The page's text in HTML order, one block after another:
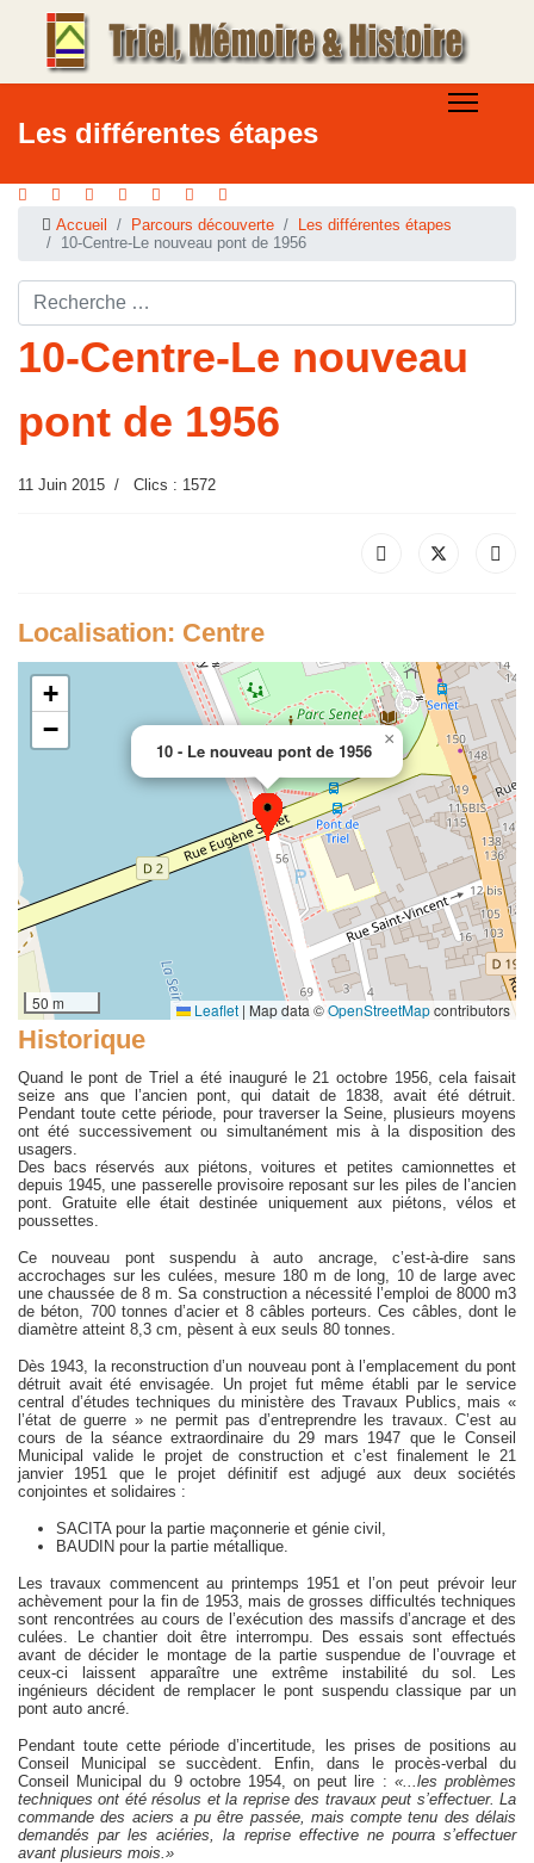
Les différentes étapes
Accueil Parcours découverte
Les différentes étapes
10-Centre-Le nouveau pont de 1956
Rechercher ...
10-Centre-Le nouveau
pont de 1956
11 Juin 2015 Clics : 1572
Localisation: Centre
10 - Le nouveau pont de 1956
×
+
−
50 m Leaflet | Map data ©OpenStreetMapcontributors
Historique
Quand le pont de Triel a été inauguré le 21 octobre 1956, cela faisait
seize ans que l’ancien pont, qui datait de 1838, avait été détruit.
Pendant toute cette période, pour traverser la Seine, plusieurs moyens
ont été successivement ou simultanément mis à la disposition des
usagers.
Des bacs réservés aux piétons, voitures et petites camionnettes et
depuis 1945, une passerelle provisoire reposant sur les piles de l’ancien
pont. Gratuite elle était destinée uniquement aux piétons, vélos et
poussettes.
Ce nouveau pont suspendu à auto ancrage, c’est-à-dire sans
accrochages sur les culées, mesure 180 m de long, 10 de large avec
une chaussée de 8 m. Sa construction a nécessité l’emploi de 8000 m3
de béton, 700 tonnes d’acier et 8 câbles porteurs. Ces câbles, dont le
diamètre atteint 8,3 cm, pèsent à eux seuls 80 tonnes.
Dès 1943, la reconstruction d’un nouveau pont à l’emplacement du pont
détruit avait été envisagée. Un projet fut même établi par le service
central d’études techniques du ministère des Travaux Publics, mais «
l’état de guerre » ne permit pas d’entreprendre les travaux. C’est au
cours de la séance extraordinaire du 29 mars 1947 que le Conseil
Municipal valide le projet de construction et c’est finalement le 21
janvier 1951 que le projet définitif est adjugé aux deux sociétés
conjointes et solidaires :
SACITA pour la partie maçonnerie et génie civil,
BAUDIN pour la partie métallique.
Les travaux commencent au printemps 1951 et l’on peut prévoir leur
achèvement pour la fin de 1953, mais de grosses difficultés techniques
sont rencontrées au cours de l’exécution des massifs d’ancrage et des
culées. Le chantier doit être interrompu. Des essais sont effectués
avant de décider le montage de la partie suspendue de l’ouvrage et
ceux-ci laissent apparaître une extrême instabilité du sol. Les
ingénieurs décident de remplacer le pont suspendu classique par un
pont auto ancré.
Pendant toute cette période d’incertitude, les prises de positions au
Conseil Municipal se succèdent. Enfin, dans le procès-verbal du
Conseil Municipal du 9 octobre 1954, on peut lire : «...les problèmes
techniques ont été résolus et la reprise des travaux peut s’effectuer. La
commande des aciers a pu être passée, mais compte tenu des délais
demandés par les aciéries, la reprise effective ne pourra s’effectuer
avant plusieurs mois.»